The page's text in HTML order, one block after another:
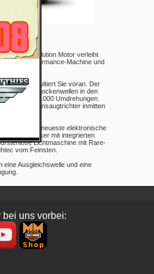
große Revolution Motor verleiht
echten Performance-Machine und
V-Rod katapultiert Sie voran. Der
Nockenwellen in den
bis zu 9.000 Umdrehungen
gewaltige Ansaugtrichter inmitten
hat neueste elektronische
mit integrierten
Lichtmaschine mit Rare-
vom Feinsten.
eine Ausgleichswelle und eine
uns vorbei: